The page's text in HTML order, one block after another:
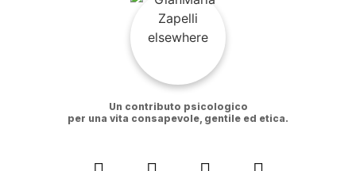
Un contributo psicologico
per una vita consapevole, gentile ed etica.